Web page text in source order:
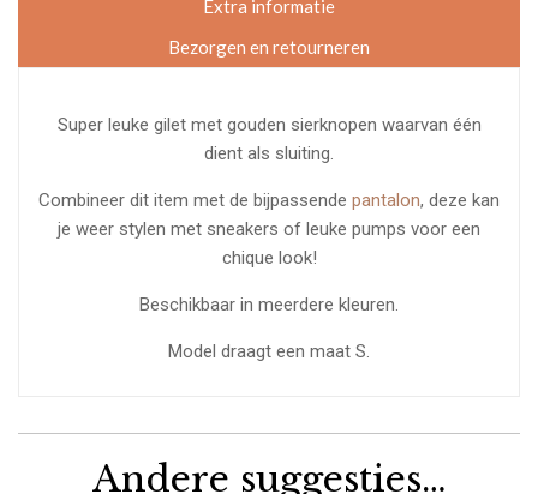
Extra informatie
Bezorgen en retourneren
Super leuke gilet met gouden sierknopen waarvan één
dient als sluiting.
Combineer dit item met de bijpassende pantalon, deze kan
je weer stylen met sneakers of leuke pumps voor een
chique look!
Beschikbaar in meerdere kleuren.
Model draagt een maat S.
Andere suggesties…